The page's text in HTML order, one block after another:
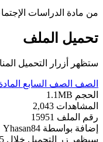
من مادة الدراسات
تحميل الملف
ستظهر أزرار التحميل
الصف الصف السابع
الحجم 1.1MB
المشاهدات 2,043
رقم الملف 15951
إضافة بواسطة Yhasan84
سيظهر زر التحميل خلال 5